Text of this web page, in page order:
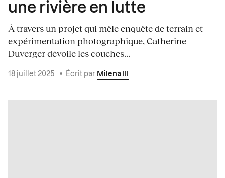
une rivière en lutte
À travers un projet qui mêle enquête de terrain et
expérimentation photographique, Catherine
Duverger dévoile les couches...
18 juillet 2025 • Écrit par Milena III